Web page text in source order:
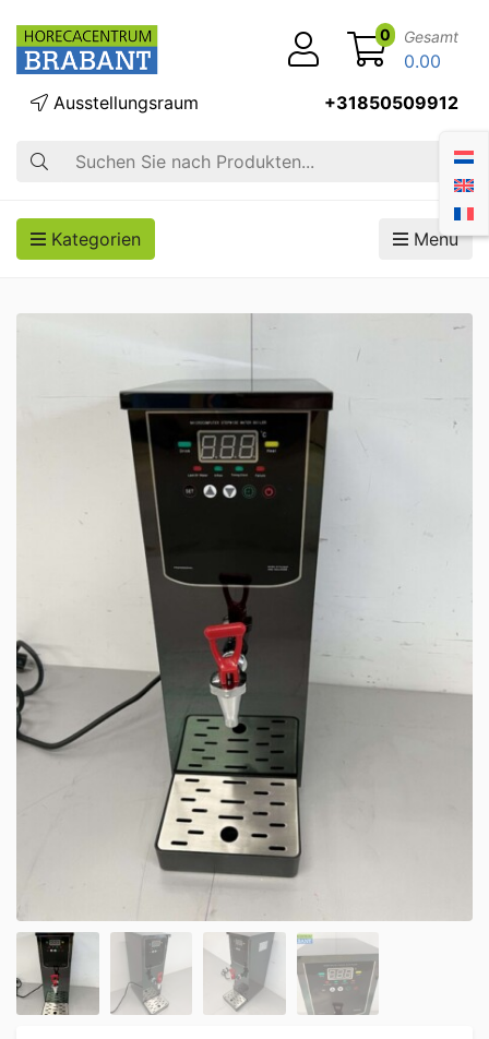
Suche
Ausstellungsraum +31850509912
0 Gesamt
0.00
Kategorien Menü